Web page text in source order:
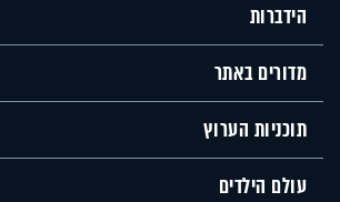
הידברות
מדורים באתר
תוכניות הערוץ
עולם הילדים